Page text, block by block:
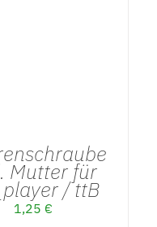
Mutter für
/ ttB
1,25 €